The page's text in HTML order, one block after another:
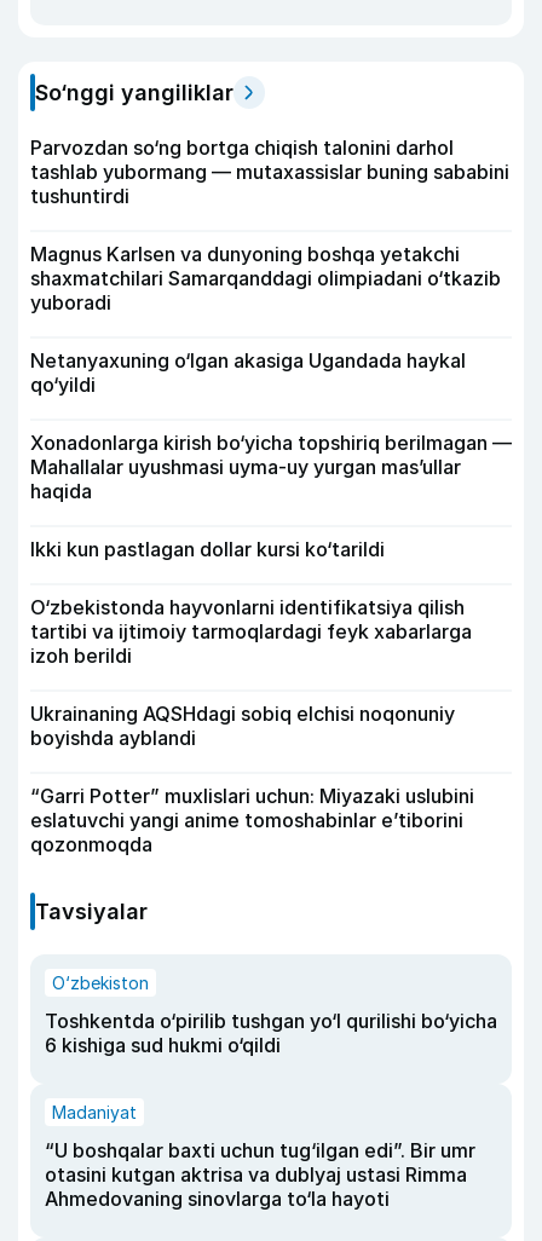
So‘nggi yangiliklar
Parvozdan so‘ng bortga chiqish talonini darhol
tashlab yubormang — mutaxassislar buning sababini
tushuntirdi
Magnus Karlsen va dunyoning boshqa yetakchi
shaxmatchilari Samarqanddagi olimpiadani o‘tkazib
yuboradi
Netanyaxuning o‘lgan akasiga Ugandada haykal
qo‘yildi
Xonadonlarga kirish bo‘yicha topshiriq berilmagan —
Mahallalar uyushmasi uyma-uy yurgan mas’ullar
haqida
Ikki kun pastlagan dollar kursi ko‘tarildi
O‘zbekistonda hayvonlarni identifikatsiya qilish
tartibi va ijtimoiy tarmoqlardagi feyk xabarlarga
izoh berildi
Ukrainaning AQSHdagi sobiq elchisi noqonuniy
boyishda ayblandi
“Garri Potter” muxlislari uchun: Miyazaki uslubini
eslatuvchi yangi anime tomoshabinlar e’tiborini
qozonmoqda
Tavsiyalar
O‘zbekiston
Toshkentda o‘pirilib tushgan yo‘l qurilishi bo‘yicha
6 kishiga sud hukmi o‘qildi
Madaniyat
“U boshqalar baxti uchun tug‘ilgan edi”. Bir umr
otasini kutgan aktrisa va dublyaj ustasi Rimma
Ahmedovaning sinovlarga to‘la hayoti